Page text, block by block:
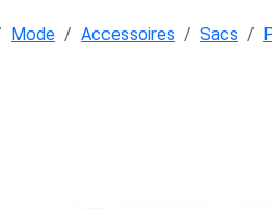
Mode Accessoires Sacs